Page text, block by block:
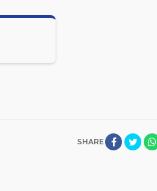
SHARE